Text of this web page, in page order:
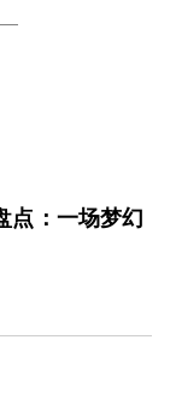
—
点：一场梦幻